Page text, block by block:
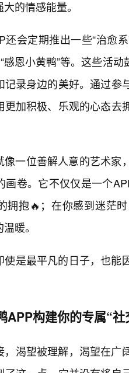
的情感能量。
会定期推出一些“治愈
感恩小黄鸭”等。这些活
记录身边的美好。通过
加积极、乐观的心态去
像一位善解人意的艺术家
画卷。它不仅仅是一个
拥抱🔥；在你感到迷茫
暖。
使是最平凡的日子，也能
APP构建你的专属“社
，渴望被理解，渴望在